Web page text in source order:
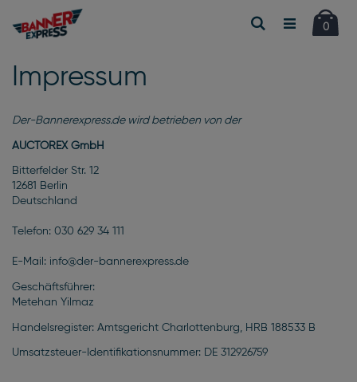
0Artikel
Suche
Impressum
Der-Bannerexpress.de wird betrieben von der
AUCTOREX GmbH
Bitterfelder Str. 12
12681 Berlin
Deutschland
Telefon: 030 629 34 111
E-Mail: info@der-bannerexpress.de
Geschäftsführer:
Metehan Yilmaz
Handelsregister: Amtsgericht Charlottenburg, HRB 188533 B
Umsatzsteuer-Identifikationsnummer: DE 312926759